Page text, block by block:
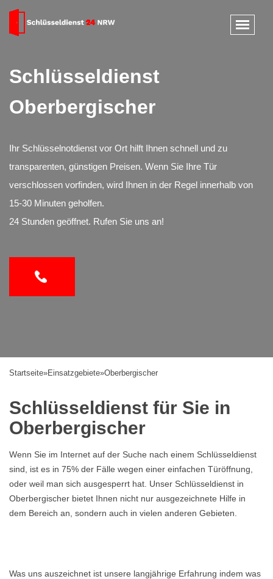
Schlüsseldienst
Oberbergischer
Ihr Schlüsselnotdienst vor Ort hilft Ihnen schnell und zu
transparenten, günstigen Preisen. Wenn Sie Ihre Tür
verschlossen vorfinden, wird Ihnen in der Regel innerhalb von
15-30 Minuten geholfen.
24 Stunden geöffnet. Rufen Sie uns an!
Startseite»Einsatzgebiete»Oberbergischer
Schlüsseldienst für Sie in
Oberbergischer
Wenn Sie im Internet auf der Suche nach einem Schlüsseldienst
sind, ist es in 75% der Fälle wegen einer einfachen Türöffnung,
oder weil man sich ausgesperrt hat. Unser Schlüsseldienst in
Oberbergischer bietet Ihnen nicht nur ausgezeichnete Hilfe in
dem Bereich an, sondern auch in vielen anderen Gebieten.
Was uns auszeichnet ist unsere langjährige Erfahrung indem was